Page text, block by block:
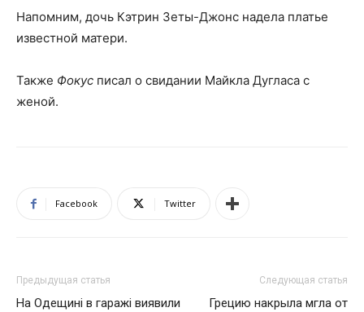
Напомним, дочь Кэтрин Зеты-Джонс надела платье
известной матери.
Также Фокус писал о свидании Майкла Дугласа с
женой.
Facebook Twitter
Предыдущая статья
На Одещині в гаражі виявили
Следующая статья
Грецию накрыла мгла от